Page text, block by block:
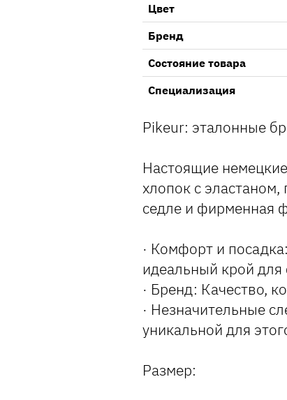
Цвет
Бренд
Состояние товара
Специализация
Pikeur: эталонные
Настоящие
хлопок с
седле и фирменная
· Комфорт и
идеальный крой
· Бренд: Качество,
· Незначительные
уникальной для
Размер: